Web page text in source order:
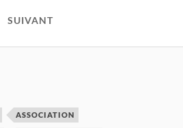
SUIVANT
ASSOCIATION